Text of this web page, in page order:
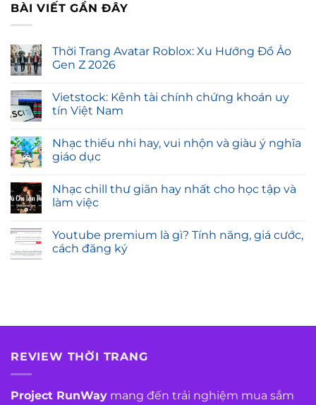
BÀI VIẾT GẦN ĐÂY
Thời Trang Avatar Roblox: Xu Hướng Đồ Ảo
Gen Z 2026
Vietstock: Kênh tài chính chứng khoán uy
tín Việt Nam
Nhạc thiếu nhi hay, vui nhộn và giàu ý nghĩa
giáo dục
Nhạc chill thư giãn hay nhất cho học tập và
làm việc
Youtube premium là gì? Tính năng, giá cước,
cách đăng ký
REVIEW THỜI TRANG
Project RunWay mang đến trải nghiệm mua sắm